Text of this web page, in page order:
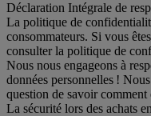
Déclaration Intégrale de
La politique de
consommateurs. Si vous
consulter la politique de
Nous nous engageons à
données personnelles !
question de savoir
La sécurité lors des achats